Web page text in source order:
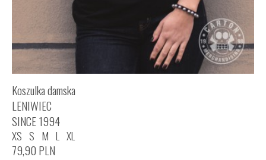
Koszulka damska
LENIWIEC
SINCE 1994
XS S M L XL
79,90 PLN